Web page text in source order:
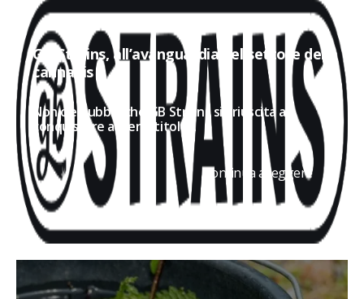
GB Strains, all’avanguardia nel settore della
cannabis
Non c'è dubbio che GB Strains sia riuscita a
conquistare a pieno titolo...
Continua a leggere